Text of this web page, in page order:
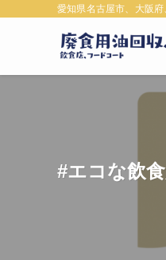
愛知県名古屋市、大阪
#エコな飲